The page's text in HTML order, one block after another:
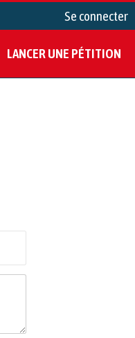
Se connecter
LANCER UNE PÉTITION